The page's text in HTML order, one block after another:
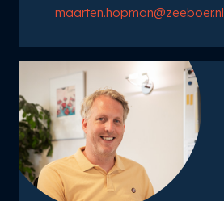
maarten.hopman@zeeboer.nl